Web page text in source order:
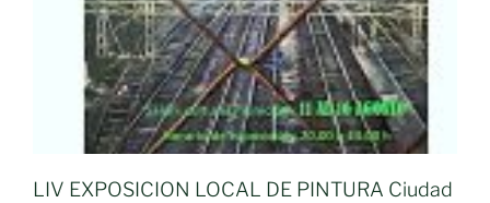
LIV EXPOSICION LOCAL DE PINTURA Ciudad